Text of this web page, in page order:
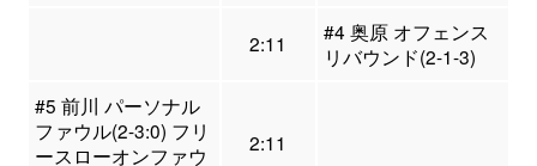
2:11
#4 奥原 オフェンス
リバウンド(2-1-3)
#5 前川 パーソナル
ファウル(2-3:0) フリ
ースローオンファウ
2:11